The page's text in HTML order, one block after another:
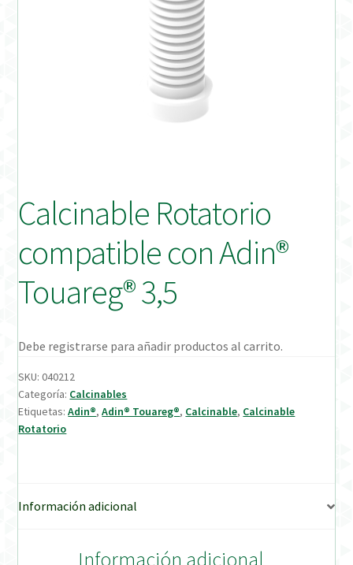
Mi cuenta
On-line Store
Productos Favoritos
Uso previsto
Verification Required
Welcome to DELTA Abutments | Tienda Online!
Calcinable Rotatorio
compatible con Adin®
Touareg® 3,5
Debe registrarse para añadir productos al carrito.
SKU:040212
Categoría: Calcinables
Etiquetas:Adin®,Adin® Touareg®, Calcinable, Calcinable
Rotatorio
Información adicional
Información adicional